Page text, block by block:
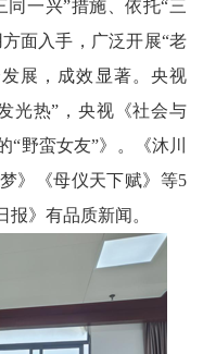
同一兴”措施、依托“三
面入手，广泛开展“老
展，成效显著。央视
光热”，央视《社会与
“野蛮女友”》。《沐川
》《母仪天下赋》等5
》有品质新闻。